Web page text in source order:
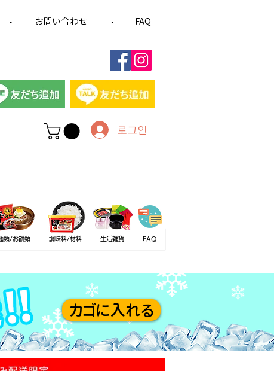
お問い合わせ
​・ FAQ
​・
로그인
カゴに入れる
類/お餅類 調味料/材料 生活雑貨 FAQ